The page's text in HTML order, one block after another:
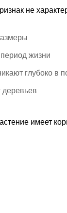
не
жизни
глубоко в
деревьев
имеет